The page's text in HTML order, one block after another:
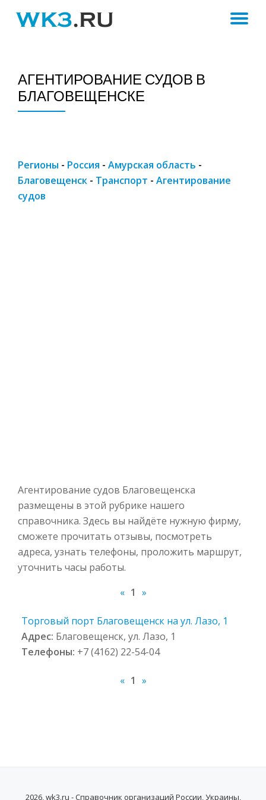
АГЕНТИРОВАНИЕ СУДОВ В
БЛАГОВЕЩЕНСКЕ
Регионы - Россия - Амурская область -
Благовещенск - Транспорт - Агентирование
судов
Агентирование судов Благовещенска
размещены в этой рубрике нашего
справочника. Здесь вы найдёте нужную фирму,
сможете прочитать отзывы, посмотреть
адреса, узнать телефоны, проложить маршрут,
уточнить часы работы.
« 1 »
Торговый порт Благовещенск на ул. Лазо, 1
Адрес: Благовещенск, ул. Лазо, 1
Телефоны: +7 (4162) 22-54-04
« 1 »
2026, wk3.ru - Справочник организаций России, Украины,